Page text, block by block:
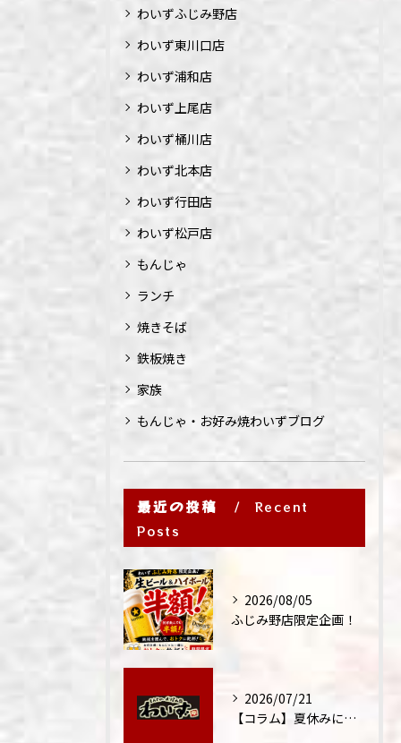
わいずふじみ野店
わいず東川口店
わいず浦和店
わいず上尾店
わいず桶川店
わいず北本店
わいず行田店
わいず松戸店
もんじゃ
ランチ
焼きそば
鉄板焼き
家族
もんじゃ・お好み焼わいずブログ
最近の投稿
Recent
Posts
2026/08/05
ふじみ野店限定企画！
2026/07/21
【コラム】夏休みに家族外食が増える理由